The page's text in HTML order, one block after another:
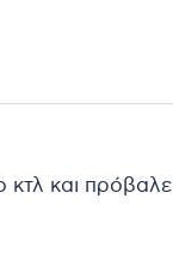
κτλ και πρόβαλε